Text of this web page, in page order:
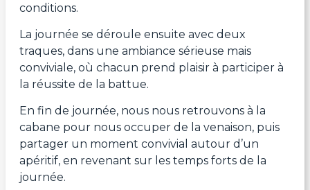
conditions.
La journée se déroule ensuite avec deux
traques, dans une ambiance sérieuse mais
conviviale, où chacun prend plaisir à participer à
la réussite de la battue.
En fin de journée, nous nous retrouvons à la
cabane pour nous occuper de la venaison, puis
partager un moment convivial autour d’un
apéritif, en revenant sur les temps forts de la
journée.